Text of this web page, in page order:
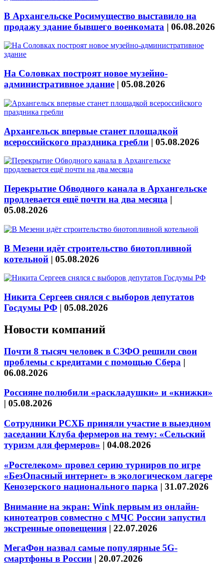
В Архангельске Росимущество выставило на
продажу здание бывшего военкомата | 06.08.2026
На Соловках построят новое музейно-
административное здание | 05.08.2026
Архангельск впервые станет площадкой
всероссийского праздника гребли | 05.08.2026
Перекрытие Обводного канала в Архангельске
продлевается ещё почти на два месяца |
05.08.2026
В Мезени идёт строительство биотопливной
котельной | 05.08.2026
Никита Сергеев снялся с выборов депутатов
Госдумы РФ | 05.08.2026
Новости компаний
Почти 8 тысяч человек в СЗФО решили свои
проблемы с кредитами с помощью Сбера |
06.08.2026
Россияне полюбили «раскладушки» и «книжки»
| 05.08.2026
Сотрудники РСХБ приняли участие в выездном
заседании Клуба фермеров на тему: «Сельский
туризм для фермеров» | 04.08.2026
«Ростелеком» провел серию турниров по игре
«БезОпасный интернет» в экологическом лагере
Кенозерского национального парка | 31.07.2026
Внимание на экран: Wink первым из онлайн-
кинотеатров совместно с МЧС России запустил
экстренные оповещения | 22.07.2026
МегаФон назвал самые популярные 5G-
смартфоны в России | 20.07.2026